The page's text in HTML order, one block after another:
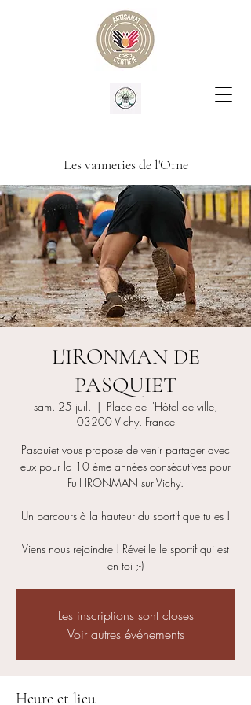
Les vanneries de l'Orne
L'IRONMAN DE
PASQUIET
sam. 25 juil.
  |
Place de l'Hôtel de ville,
03200 Vichy, France
Pasquiet vous propose de venir partager avec
eux pour la 10 éme années consécutives pour
Full IRONMAN sur Vichy.
Un parcours à la hauteur du sportif que tu es !
Viens nous rejoindre ! Réveille le sportif qui est
en toi ;-)
Les inscriptions sont closes
Voir autres événements
Heure et lieu